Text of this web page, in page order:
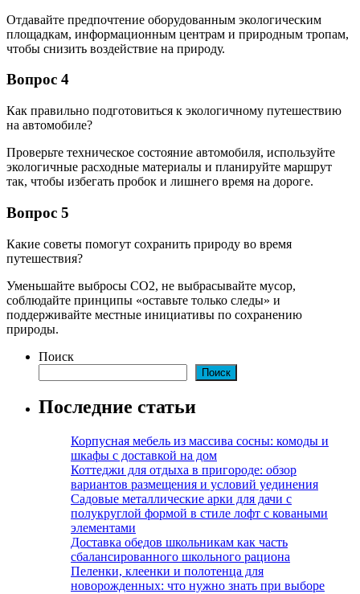
Отдавайте предпочтение оборудованным экологическим
площадкам, информационным центрам и природным тропам,
чтобы снизить воздействие на природу.
Вопрос 4
Как правильно подготовиться к экологичному путешествию
на автомобиле?
Проверьте техническое состояние автомобиля, используйте
экологичные расходные материалы и планируйте маршрут
так, чтобы избегать пробок и лишнего время на дороге.
Вопрос 5
Какие советы помогут сохранить природу во время
путешествия?
Уменьшайте выбросы CO2, не выбрасывайте мусор,
соблюдайте принципы «оставьте только следы» и
поддерживайте местные инициативы по сохранению
природы.
Поиск
Поиск
Последние статьи
Корпусная мебель из массива сосны: комоды и
шкафы с доставкой на дом
Коттеджи для отдыха в пригороде: обзор
вариантов размещения и условий уединения
Садовые металлические арки для дачи с
полукруглой формой в стиле лофт с коваными
элементами
Доставка обедов школьникам как часть
сбалансированного школьного рациона
Пеленки, клеенки и полотенца для
новорожденных: что нужно знать при выборе